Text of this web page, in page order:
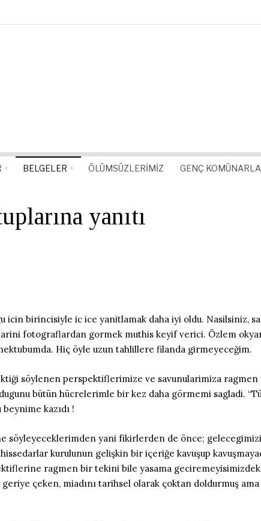
BELGELER ÖLÜMSÜZLERIMIZ GENÇ
yanıtı
icin birincisiyle ic ice yanitlamak daha iyi oldu. Nasilsiniz,
fotograflardan gormek muthis keyif verici. Özlem
Hiç öyle uzun tahlillere filanda girmeyeceğim.
söylenen perspektiflerimize ve savunularimiza ragmen
bütün hücrelerimle bir kez daha görmemi sagladi.
kazıdı !
söyleyeceklerimden yani fikirlerden de önce;
kurulunun gelişkin bir içeriğe kavuşup
ragmen bir tekini bile yasama
çeken, miadını tarihsel olarak çoktan doldurmuş